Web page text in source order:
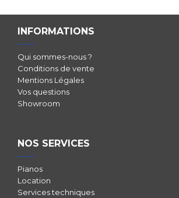
INFORMATIONS
Qui sommes-nous ?
Conditions de vente
Mentions Légales
Vos questions
Showroom
NOS SERVICES
Pianos
Location
Services techniques